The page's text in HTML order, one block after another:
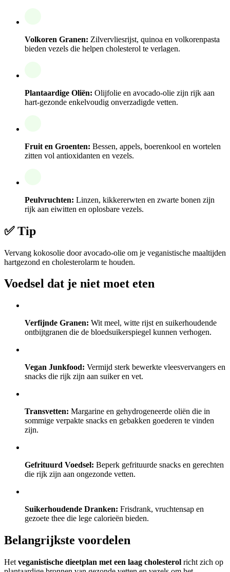
Volkoren Granen: Zilvervliesrijst, quinoa en volkorenpasta
bieden vezels die helpen cholesterol te verlagen.
Plantaardige Oliën: Olijfolie en avocado-olie zijn rijk aan
hart-gezonde enkelvoudig onverzadigde vetten.
Fruit en Groenten: Bessen, appels, boerenkool en wortelen
zitten vol antioxidanten en vezels.
Peulvruchten: Linzen, kikkererwten en zwarte bonen zijn
rijk aan eiwitten en oplosbare vezels.
✅ Tip
Vervang kokosolie door avocado-olie om je veganistische maaltijden
hartgezond en cholesterolarm te houden.
Voedsel dat je niet moet eten
Verfijnde Granen: Wit meel, witte rijst en suikerhoudende
ontbijtgranen die de bloedsuikerspiegel kunnen verhogen.
Vegan Junkfood: Vermijd sterk bewerkte vleesvervangers en
snacks die rijk zijn aan suiker en vet.
Transvetten: Margarine en gehydrogeneerde oliën die in
sommige verpakte snacks en gebakken goederen te vinden
zijn.
Gefrituurd Voedsel: Beperk gefrituurde snacks en gerechten
die rijk zijn aan ongezonde vetten.
Suikerhoudende Dranken: Frisdrank, vruchtensap en
gezoete thee die lege calorieën bieden.
Belangrijkste voordelen
Het veganistische dieetplan met een laag cholesterol richt zich op